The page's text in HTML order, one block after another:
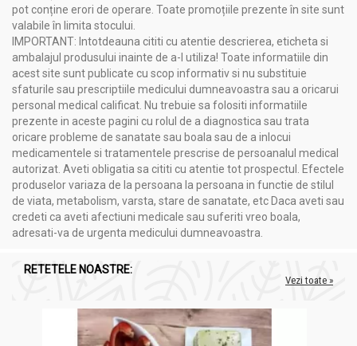
pot conține erori de operare. Toate promoțiile prezente în site sunt
valabile în limita stocului.
IMPORTANT: Intotdeauna cititi cu atentie descrierea, eticheta si
ambalajul produsului inainte de a-l utiliza! Toate informatiile din
acest site sunt publicate cu scop informativ si nu substituie
sfaturile sau prescriptiile medicului dumneavoastra sau a oricarui
personal medical calificat. Nu trebuie sa folositi informatiile
prezente in aceste pagini cu rolul de a diagnostica sau trata
oricare probleme de sanatate sau boala sau de a inlocui
medicamentele si tratamentele prescrise de persoanalul medical
autorizat. Aveti obligatia sa cititi cu atentie tot prospectul. Efectele
produselor variaza de la persoana la persoana in functie de stilul
de viata, metabolism, varsta, stare de sanatate, etc Daca aveti sau
credeti ca aveti afectiuni medicale sau suferiti vreo boala,
adresati-va de urgenta medicului dumneavoastra.
RETETELE NOASTRE:
Vezi toate »